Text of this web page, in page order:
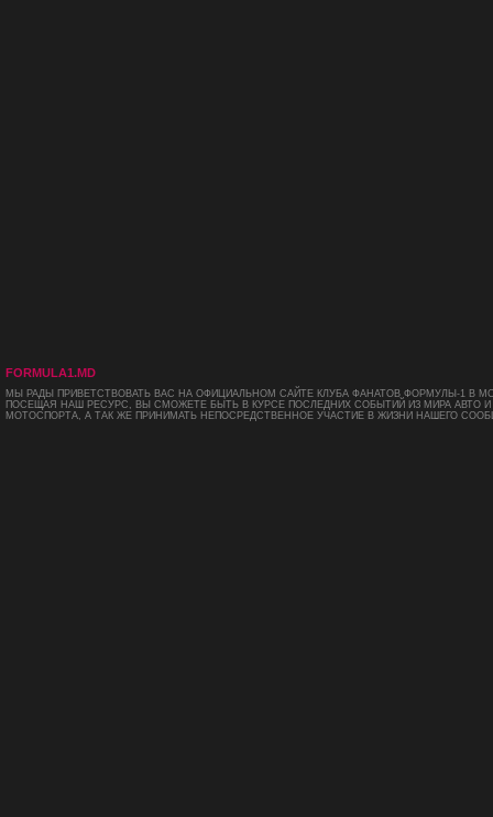
FORMULA1.MD
МЫ РАДЫ ПРИВЕТСТВОВАТЬ ВАС НА ОФИЦИАЛЬНОМ САЙТЕ КЛУБА ФАНАТОВ ФОРМУЛЫ-1 В
ПОСЕЩАЯ НАШ РЕСУРС, ВЫ СМОЖЕТЕ БЫТЬ В КУРСЕ ПОСЛЕДНИХ СОБЫТИЙ ИЗ МИРА АВТО И
МОТОСПОРТА, А ТАК ЖЕ ПРИНИМАТЬ НЕПОСРЕДСТВЕННОЕ УЧАСТИЕ В ЖИЗНИ НАШЕГО